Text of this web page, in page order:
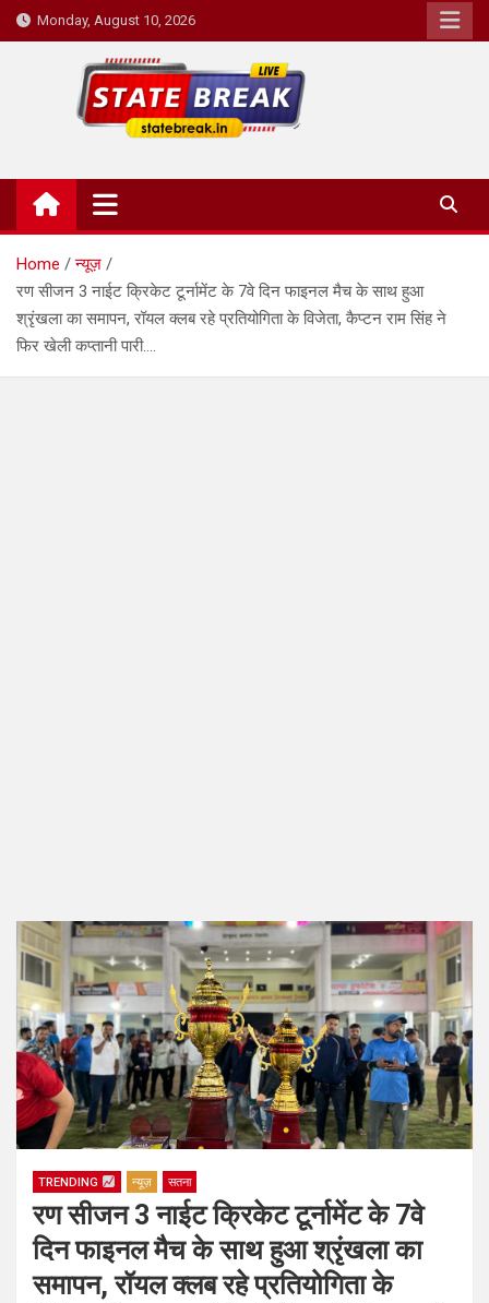
Skip
to
Monday, August 10, 2026
State Break
Home
न्यूज़
रण सीजन 3 नाईट क्रिकेट टूर्नामेंट के 7वे दिन फाइनल मैच के साथ हुआ
श्रृंखला का समापन, रॉयल क्लब रहे प्रतियोगिता के विजेता, कैप्टन राम सिंह ने
फिर खेली कप्तानी पारी….
TRENDING न्यूज़ सतना
रण सीजन 3 नाईट क्रिकेट टूर्नामेंट के 7वे
दिन फाइनल मैच के साथ हुआ श्रृंखला का
समापन, रॉयल क्लब रहे प्रतियोगिता के